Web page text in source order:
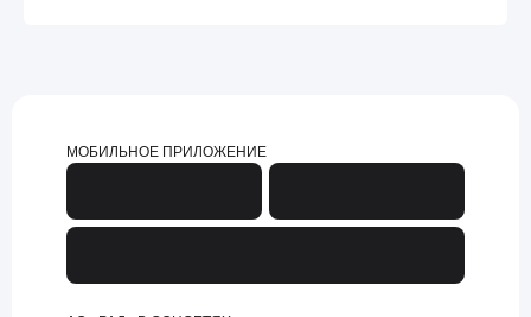
МОБИЛЬНОЕ ПРИЛОЖЕНИЕ